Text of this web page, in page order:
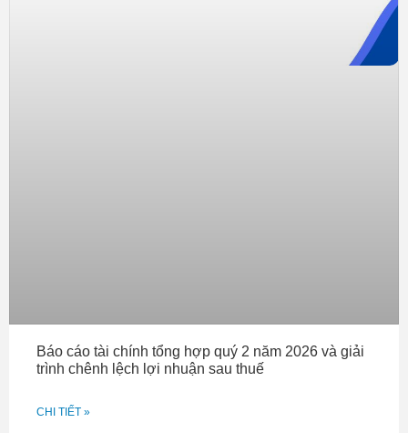
Báo cáo tài chính tổng hợp quý 2 năm 2026 và giải
trình chênh lệch lợi nhuận sau thuế
CHI TIẾT »